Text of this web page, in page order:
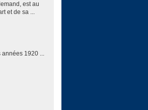
est au
et de sa ...
années 1920 ...